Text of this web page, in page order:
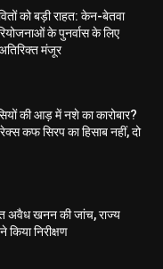
को बड़ी राहत: केन-बेतवा
के पुनर्वास के लिए
मंजूर
की आड़ में नशे का कारोबार?
कफ सिरप का हिसाब नहीं, दो
अवैध खनन की जांच, राज्य
निरीक्षण